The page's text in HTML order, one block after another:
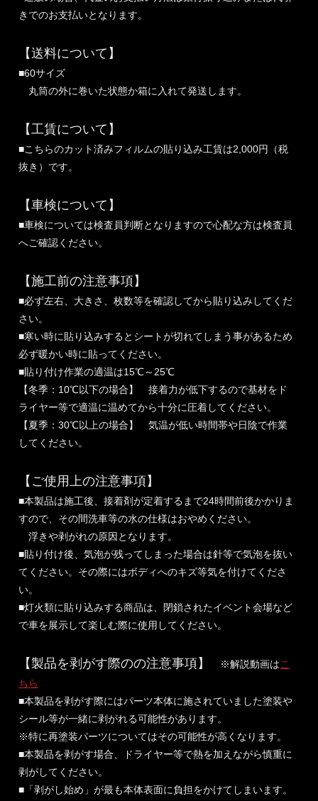
きでのお支払いとなります。
【送料について】
■60サイズ
丸筒の外に巻いた状態か箱に入れて発送します。
【工賃について】
■こちらのカット済みフィルムの貼り込み工賃は2,000円（税
抜き）です。
【車検について】
■車検については検査員判断となりますので心配な方は検査員
へご確認ください。
【施工前の注意事項】
■必ず左右、大きさ、枚数等を確認してから貼り込みしてくだ
さい。
■寒い時に貼り込みするとシートが切れてしまう事があるため
必ず暖かい時に貼ってください。
■貼り付け作業の適温は15℃～25℃
【冬季：10℃以下の場合】 接着力が低下するので基材をド
ライヤー等で適温に温めてから十分に圧着してください。
【夏季：30℃以上の場合】 気温が低い時間帯や日陰で作業
してください。
【ご使用上の注意事項】
■本製品は施工後、接着剤が定着するまで24時間前後かかりま
すので、その間洗車等の水の仕様はおやめください。
浮きや剥がれの原因となります。
■貼り付け後、気泡が残ってしまった場合は針等で気泡を抜い
てください。その際にはボディへのキズ等気を付けてくださ
い。
■灯火類に貼り込みする商品は、閉鎖されたイベント会場など
で車を展示して楽しむ際に使用してください。
【製品を剥がす際のの注意事項】 ※解説動画はこ
ちら
■本製品を剥がす際にはパーツ本体に施されていました塗装や
シール等が一緒に剥がれる可能性があります。
※特に再塗装パーツについてはその可能性が高くなります。
■本製品を剥がす場合、ドライヤー等で熱を加えながら慎重に
剥がしてください。
■「剥がし始め」が最も本体表面に負担をかけてしまいます。